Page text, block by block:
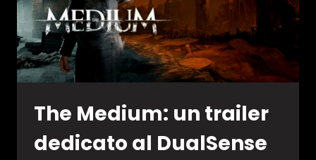
The Medium: un trailer
dedicato al DualSense